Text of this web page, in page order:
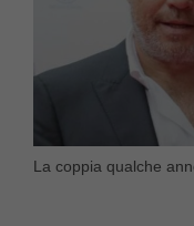
La coppia qualche